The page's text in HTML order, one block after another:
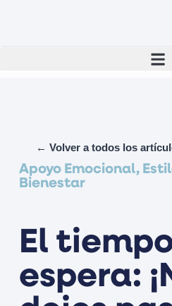
← Volver a todos los
Apoyo Emocional,
Bienestar
El
espera: